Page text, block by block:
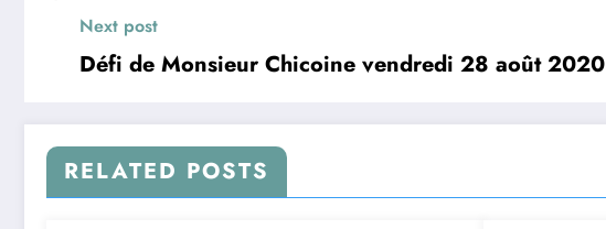
Next post
Défi de Monsieur Chicoine vendredi 28 août 2020
RELATED POSTS